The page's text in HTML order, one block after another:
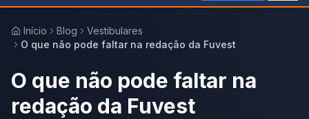
Início Blog
Vestibulares
O que não pode faltar na redação da Fuvest
O que não pode faltar na
redação da Fuvest